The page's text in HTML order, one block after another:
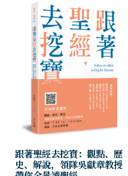
跟著聖經去挖寶：觀點、歷
史、解說，領隊吳獻章教授